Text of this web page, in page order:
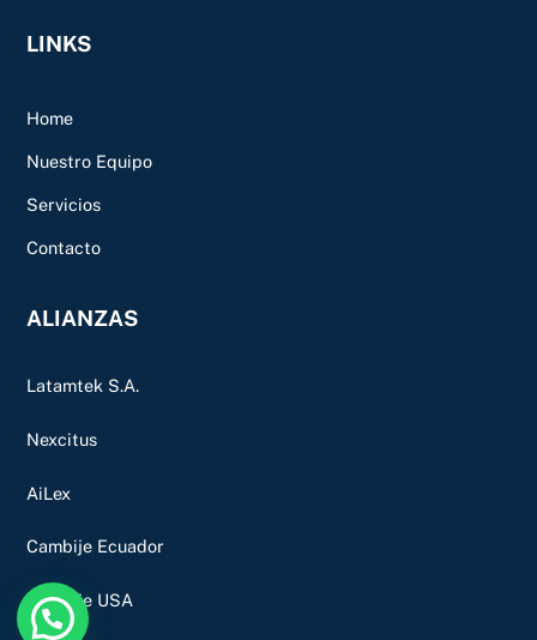
LINKS
Home
Nuestro Equipo
Servicios
Contacto
ALIANZAS
Latamtek S.A.
Nexcitus
AiLex
Cambije Ecuador
Cambije USA